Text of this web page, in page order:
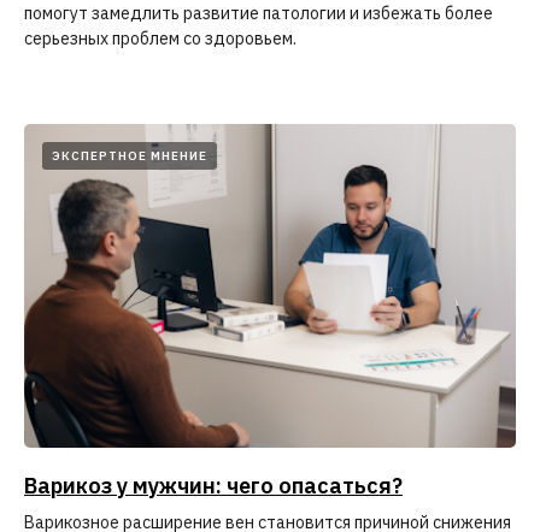
помогут замедлить развитие патологии и избежать более
серьезных проблем со здоровьем.
ЭКСПЕРТНОЕ МНЕНИЕ
Варикоз у мужчин: чего опасаться?
Варикозное расширение вен становится причиной снижения
Консультация
сосудистого хирурга
+ УЗИ вен нижних конечностей